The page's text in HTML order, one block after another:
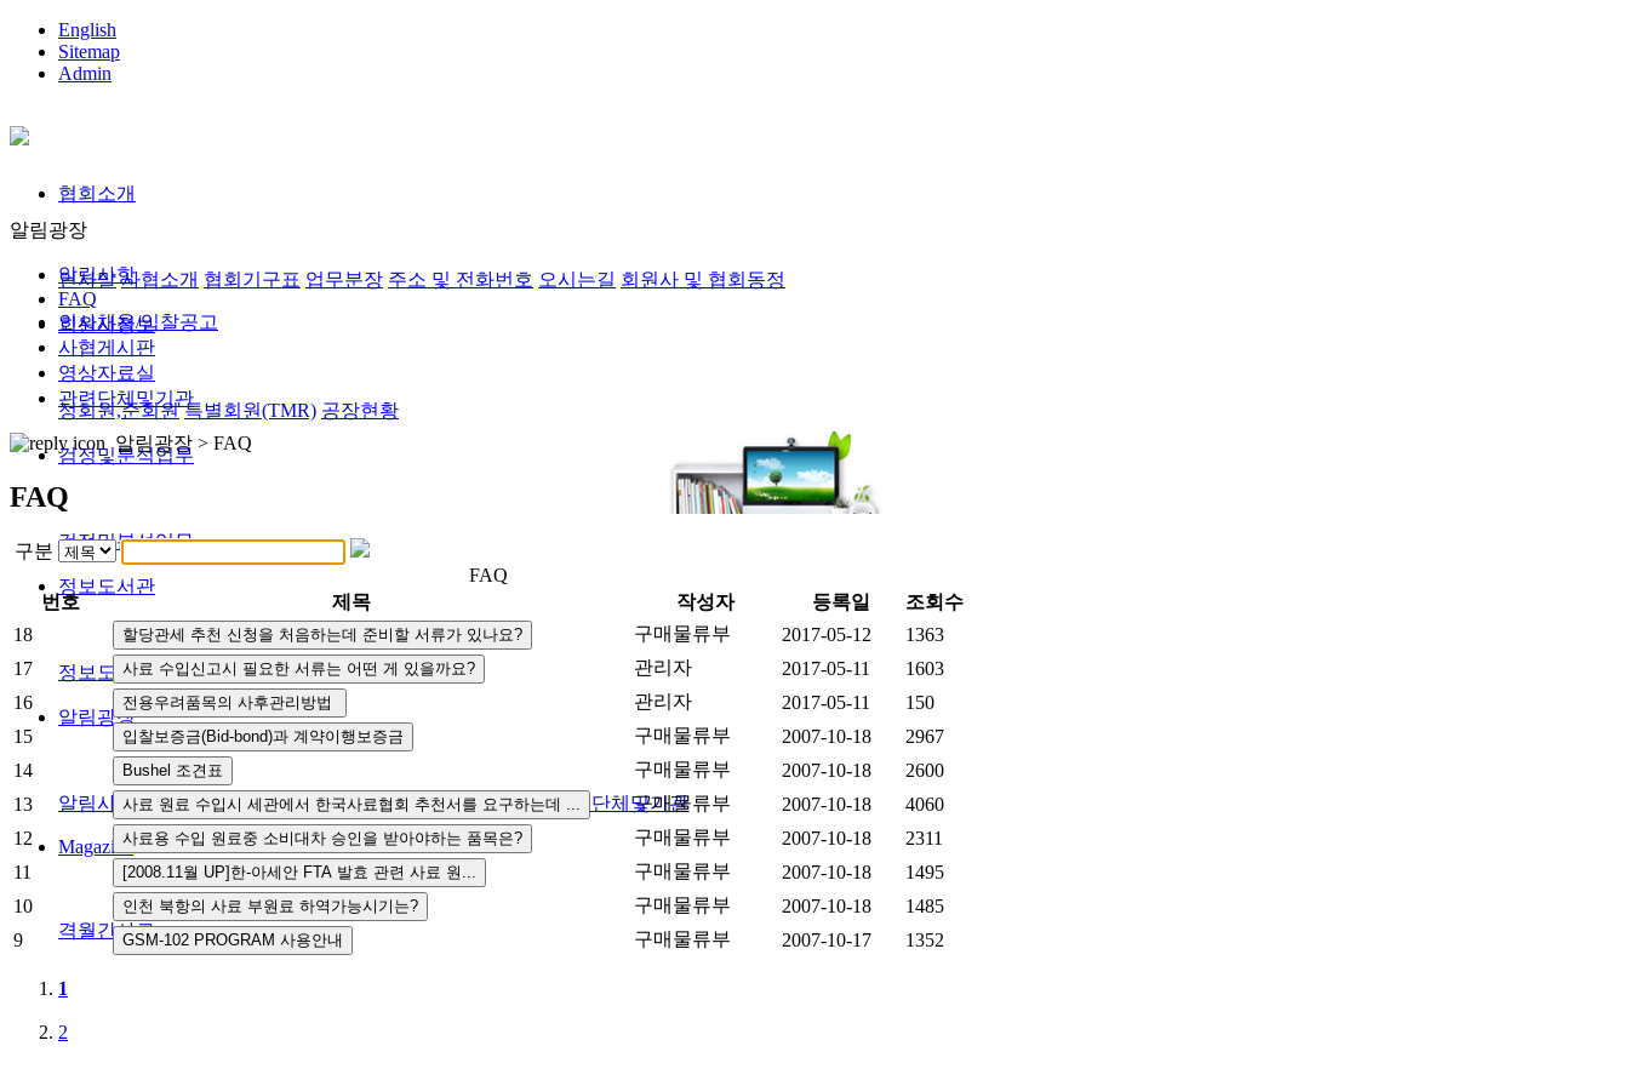
English
Sitemap
Admin
협회소개
인사말 사협소개 협회기구표 업무분장 주소 및 전화번호 오시는길 회원사 및 협회동정
회원사정보
정회원,준회원 특별회원(TMR) 공장현황
검정및분석업무
검정및분석업무
정보도서관
정보도서관
알림광장
알림사항 FAQ 인사채용/입찰공고 사협게시판 영상자료실 관련단체및기관
Magazine
격월간사료
알림광장
알림사항
FAQ
인사채용/입찰공고
사협게시판
영상자료실
관련단체및기관
알림광장 > FAQ
FAQ
구분
FAQ
번호
제목 작성자 등록일
조회수
18
구매물류부 2017-05-12
1363
17
관리자 2017-05-11
1603
16
관리자 2017-05-11
150
15
구매물류부 2007-10-18
2967
14
구매물류부 2007-10-18
2600
13
구매물류부 2007-10-18
4060
12
구매물류부 2007-10-18
2311
11
구매물류부 2007-10-18
1495
10
구매물류부 2007-10-18
1485
9
구매물류부 2007-10-17 1352
1
2